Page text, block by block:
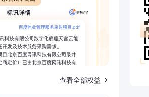
查看全部权益